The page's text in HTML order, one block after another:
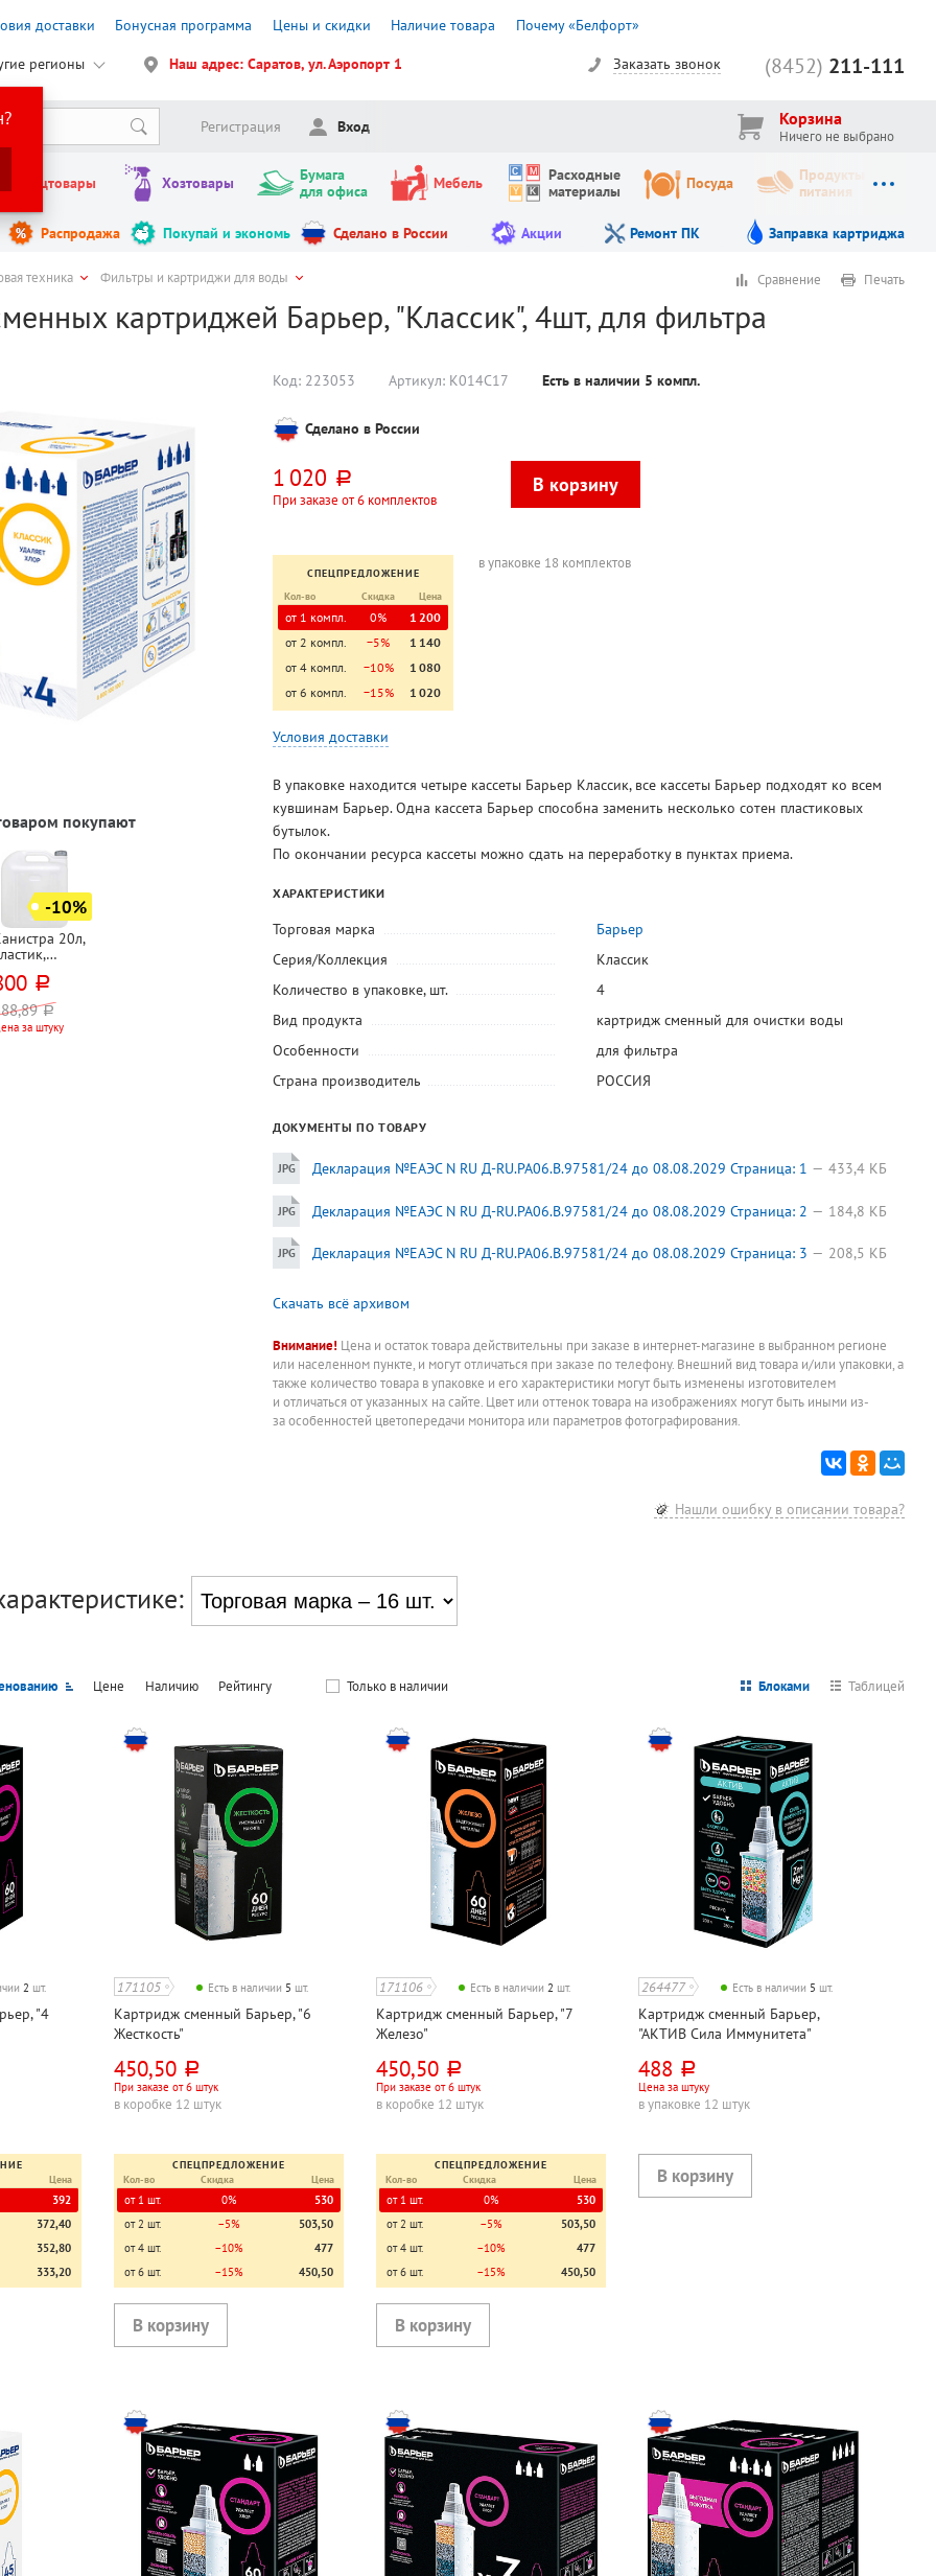
доставки Бонусная программа Цены и скидки Наличие товара Почему «Белфорт»
регионы Наш адрес: Саратов, ул. Аэропорт 1 (8452) 211-111
Заказать звонок
Регистрация Вход Корзина
Ничего не выбрано
Канцтовары Хозтовары
Бумага
для офиса
Мебель
Расходные
материалы
Посуда
Продукты
питания
Распродажа Покупай и экономь Сделано в России Акции Ремонт ПК Заправка картриджа
техника Фильтры и картриджи для воды
картриджей Барьер, "Классик", 4шт, для фильтра
Сравнение Печать
покупают
-10%
20л,
руб.
руб.
за штуку
Код: 223053 Артикул: К014С17 Есть в наличии 5 компл.
Сделано в России
1 020 руб.
При заказе от 6 комплектов
СПЕЦПРЕДЛОЖЕНИЕ
Кол-во
Скидка Цена
от 1 компл. 0%
1 200
от 2 компл.
−5%
1 140
от 4 компл.
−10%
1 080
от 6 компл.
−15% 1 020
в упаковке 18 комплектов
Условия доставки
В упаковке находится четыре кассеты Барьер Классик, все кассеты Барьер подходят ко всем
кувшинам Барьер. Одна кассета Барьер способна заменить несколько сотен пластиковых
бутылок.
По окончании ресурса кассеты можно сдать на переработку в пунктах приема.
ХАРАКТЕРИСТИКИ
Торговая марка
Барьер
Серия/Коллекция
Классик
Количество в упаковке, шт.
4
Вид продукта
картридж сменный для очистки воды
Особенности
для фильтра
Страна производитель
РОССИЯ
ДОКУМЕНТЫ ПО ТОВАРУ
Декларация №ЕАЭС N RU Д-RU.РА06.В.97581/24 до 08.08.2029 Страница: 1 433,4 КБ
Декларация №ЕАЭС N RU Д-RU.РА06.В.97581/24 до 08.08.2029 Страница: 2 184,8 КБ
Декларация №ЕАЭС N RU Д-RU.РА06.В.97581/24 до 08.08.2029 Страница: 3 208,5 КБ
Скачать всё архивом
Внимание! Цена и остаток товара действительны при заказе в интернет-магазине в выбранном регионе
или населенном пункте, и могут отличаться при заказе по телефону. Внешний вид товара и/или упаковки, а
также количество товара в упаковке и его характеристики могут быть изменены изготовителем
и отличаться от указанных на сайте. Цвет или оттенок товара на изображениях могут быть иными из-
за особенностей цветопередачи монитора или параметров фотографирования.
Нашли ошибку в описании товара?
Цене Наличию Рейтингу Только в наличии Блоками Таблицей
2 шт.
"4
Цена
392
372,40
352,80
333,20
171105 Есть в наличии 5 шт.
Картридж сменный Барьер, "6
Жесткость"
450,50 руб.
При заказе от 6 штук
в коробке 12 штук
СПЕЦПРЕДЛОЖЕНИЕ
Кол-во
Скидка Цена
от 1 шт. 0%
530
от 2 шт.
−5%
503,50
от 4 шт.
−10%
477
от 6 шт.
−15% 450,50
171106 Есть в наличии2 шт.
Картридж сменный Барьер, "7
Железо"
450,50 руб.
При заказе от 6 штук
в коробке 12 штук
СПЕЦПРЕДЛОЖЕНИЕ
Кол-во
Скидка Цена
от 1 шт. 0%
530
от 2 шт.
−5%
503,50
от 4 шт.
−10%
477
от 6 шт.
−15% 450,50
264477 Есть в наличии 5 шт.
Картридж сменный Барьер,
"АКТИВ Сила Иммунитета"
488 руб.
Цена за штуку
в упаковке 12 штук